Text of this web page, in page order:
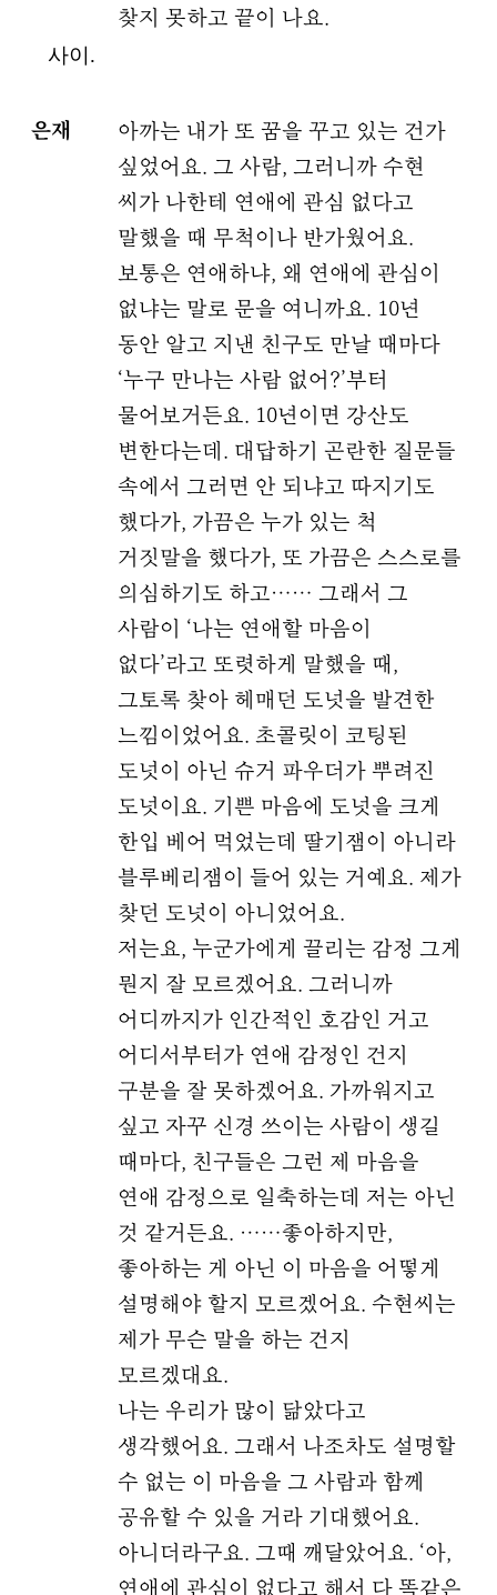
찾지 못하고 끝이 나요.
사이.
은재
아까는 내가 또 꿈을 꾸고 있는 건가
싶었어요. 그 사람, 그러니까 수현
씨가 나한테 연애에 관심 없다고
말했을 때 무척이나 반가웠어요.
보통은 연애하냐, 왜 연애에 관심이
없냐는 말로 문을 여니까요. 10년
동안 알고 지낸 친구도 만날 때마다
‘누구 만나는 사람 없어?’부터
물어보거든요. 10년이면 강산도
변한다는데. 대답하기 곤란한 질문들
속에서 그러면 안 되냐고 따지기도
했다가, 가끔은 누가 있는 척
거짓말을 했다가, 또 가끔은 스스로를
의심하기도 하고…… 그래서 그
사람이 ‘나는 연애할 마음이
없다’라고 또렷하게 말했을 때,
그토록 찾아 헤매던 도넛을 발견한
느낌이었어요. 초콜릿이 코팅된
도넛이 아닌 슈거 파우더가 뿌려진
도넛이요. 기쁜 마음에 도넛을 크게
한입 베어 먹었는데 딸기잼이 아니라
블루베리잼이 들어 있는 거예요. 제가
찾던 도넛이 아니었어요.
저는요, 누군가에게 끌리는 감정 그게
뭔지 잘 모르겠어요. 그러니까
어디까지가 인간적인 호감인 거고
어디서부터가 연애 감정인 건지
구분을 잘 못하겠어요. 가까워지고
싶고 자꾸 신경 쓰이는 사람이 생길
때마다, 친구들은 그런 제 마음을
연애 감정으로 일축하는데 저는 아닌
것 같거든요. ……좋아하지만,
좋아하는 게 아닌 이 마음을 어떻게
설명해야 할지 모르겠어요. 수현씨는
제가 무슨 말을 하는 건지
모르겠대요.
나는 우리가 많이 닮았다고
생각했어요. 그래서 나조차도 설명할
수 없는 이 마음을 그 사람과 함께
공유할 수 있을 거라 기대했어요.
아니더라구요. 그때 깨달았어요. ‘아,
연애에 관심이 없다고 해서 다 똑같은